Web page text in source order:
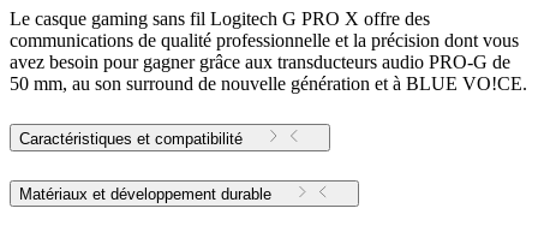
Le casque gaming sans fil Logitech G PRO X offre des
communications de qualité professionnelle et la précision dont vous
avez besoin pour gagner grâce aux transducteurs audio PRO-G de
50 mm, au son surround de nouvelle génération et à BLUE VO!CE.
Caractéristiques et compatibilité
Matériaux et développement durable